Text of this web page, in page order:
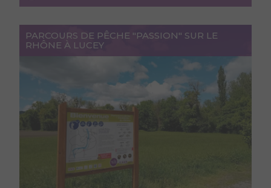
PARCOURS DE PÊCHE "PASSION" SUR LE
RHÔNE À LUCEY